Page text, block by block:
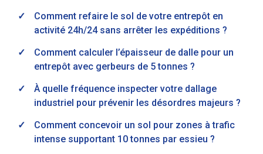
Comment refaire le sol de votre entrepôt en
activité 24h/24 sans arrêter les expéditions ?
Comment calculer l’épaisseur de dalle pour un
entrepôt avec gerbeurs de 5 tonnes ?
À quelle fréquence inspecter votre dallage
industriel pour prévenir les désordres majeurs ?
Comment concevoir un sol pour zones à trafic
intense supportant 10 tonnes par essieu ?